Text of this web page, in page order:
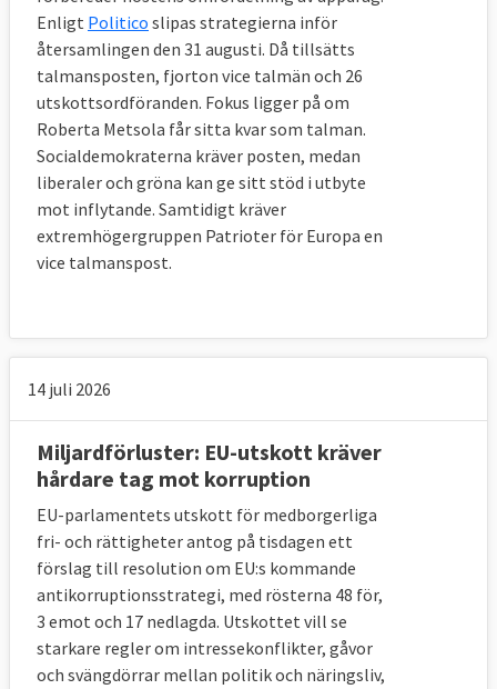
Enligt Politico slipas strategierna inför
återsamlingen den 31 augusti. Då tillsätts
talmansposten, fjorton vice talmän och 26
utskottsordföranden. Fokus ligger på om
Roberta Metsola får sitta kvar som talman.
Socialdemokraterna kräver posten, medan
liberaler och gröna kan ge sitt stöd i utbyte
mot inflytande. Samtidigt kräver
extremhögergruppen Patrioter för Europa en
vice talmanspost.
14 juli 2026
Miljardförluster: EU-utskott kräver
hårdare tag mot korruption
EU-parlamentets utskott för medborgerliga
fri- och rättigheter antog på tisdagen ett
förslag till resolution om EU:s kommande
antikorruptionsstrategi, med rösterna 48 för,
3 emot och 17 nedlagda. Utskottet vill se
starkare regler om intressekonflikter, gåvor
och svängdörrar mellan politik och näringsliv,